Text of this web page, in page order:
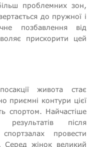
проблемних зон,
до пружної і
позбавлення від
прискорити цей
живота стає
приємні контури цієї
спортом. Найчастіше
результатів після
провести
Серед жінок великий